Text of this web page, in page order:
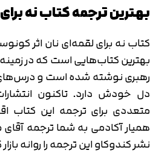
بهترین ترجمه کتاب نه
کتاب نه برای لقمه‌ای نان اثر
بهترین کتاب‌هایی است که در
رهبری نوشته شده است و درس‌های
دل خودش دارد. تاکنون
متعددی برای ترجمه این کتاب
همیار آکادمی به شما ترجمه
نشر کندوکاو این ترجمه را روانه